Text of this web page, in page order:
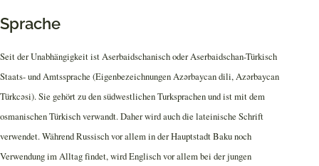
Sprache
Seit der Unabhängigkeit ist Aserbaidschanisch oder Aserbaidschan-Türkisch
Staats- und Amtssprache (Eigenbezeichnungen Azərbaycan dili, Azərbaycan
Türkcəsi). Sie gehört zu den südwestlichen Turksprachen und ist mit dem
osmanischen Türkisch verwandt. Daher wird auch die lateinische Schrift
verwendet. Während Russisch vor allem in der Hauptstadt Baku noch
Verwendung im Alltag findet, wird Englisch vor allem bei der jungen